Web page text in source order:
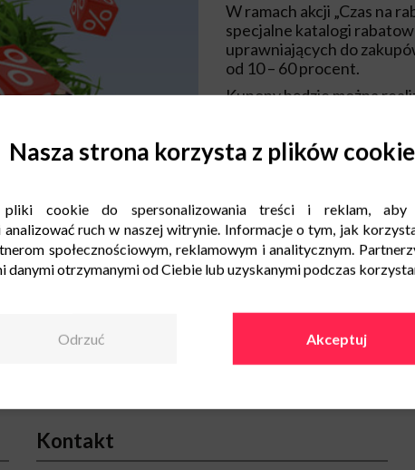
W ramach akcji „Czas na
specjalne katalogi
uprawniających do
od 10 – 60 procent.
Kupony będzie można
w dniach od 31 sierpnia
uczestniczących w akcji.
bezpłatnej aplikacji
Dodatkowo, dla umilenia
Centrum Handlowym
gdzie będzie można
kuponami rabatowymi.
Akcja „Czas na rabat” to
wyprawki czy jesiennej
Kontakt
Nasza strona korzysta z plików cookie
pliki cookie do spersonalizowania treści i reklam, aby
analizować ruch w naszej witrynie. Informacje o tym, jak
społecznościowym, reklamowym i analitycznym.
danymi otrzymanymi od Ciebie lub uzyskanymi podczas
Odrzuć Akceptuj